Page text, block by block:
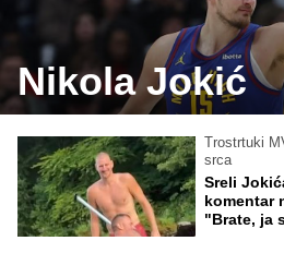
Nikola Jokić
Trostrtuki
srca
Sreli
komentar
"Brate, ja